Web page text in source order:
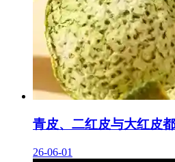
青皮、二红皮与大红皮
26-06-01